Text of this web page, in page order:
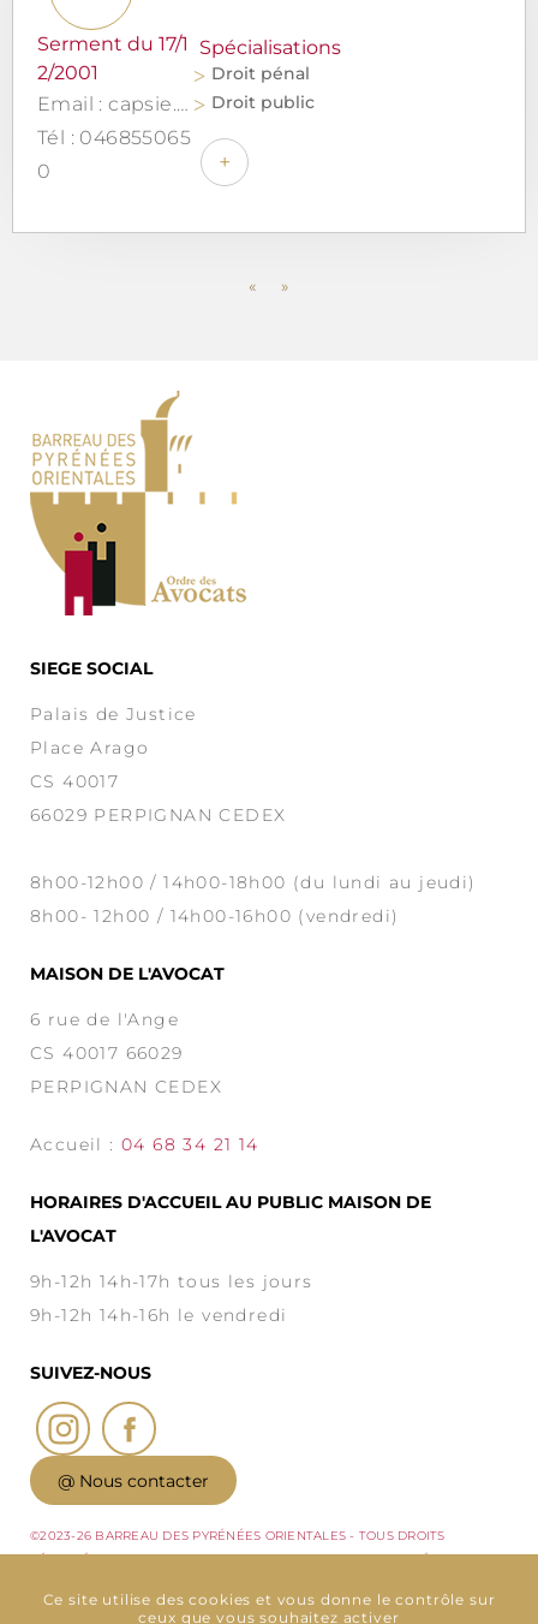
Serment du 17/1
2/2001
Email : capsie.philippe@outlook.fr
Tél : 046855065
0
Spécialisations
Droit pénal
Droit public
+
« »
SIEGE SOCIAL
Palais de Justice
Place Arago
CS 40017
66029 PERPIGNAN CEDEX
8h00-12h00 / 14h00-18h00 (du lundi au jeudi)
8h00- 12h00 / 14h00-16h00 (vendredi)
MAISON DE L'AVOCAT
6 rue de l'Ange
CS 40017 66029
PERPIGNAN CEDEX
Accueil :04 68 34 21 14
HORAIRES D'ACCUEIL AU PUBLIC MAISON DE
L'AVOCAT
9h-12h 14h-17h tous les jours
9h-12h 14h-16h le vendredi
SUIVEZ-NOUS
@ Nous contacter
©2023-26 BARREAU DES PYRÉNÉES ORIENTALES - TOUS DROITS
DU SITE -GESTION DES COOKIES
Ce site utilise des cookies et vous donne le contrôle sur
ceux que vous souhaitez activer